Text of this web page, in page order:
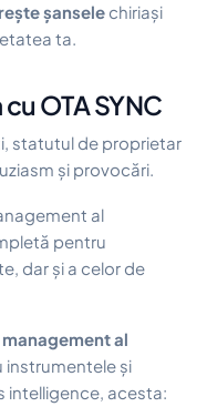
șansele chiriași
ta.
OTA SYNC
statutul de proprietar
și provocări.
al
pentru
dar și a celor de
al
instrumentele și
intelligence, acesta: